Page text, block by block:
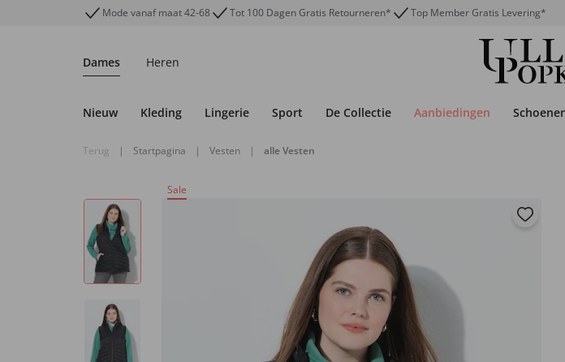
Mode vanaf maat 42-68 Tot 100 Dagen Gratis Retourneren* Top Member Gratis Levering*
Dames Heren
Nieuw Kleding Lingerie Sport De Collectie Aanbiedingen
Terug | Startpagina | Vesten | alle Vesten
Sale